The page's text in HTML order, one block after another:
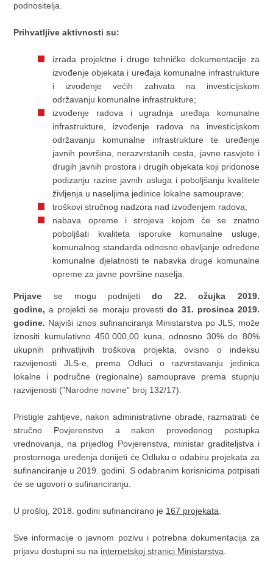
podnositelja.
Prihvatljive aktivnosti su:
izrada projektne i druge tehničke dokumentacije za
izvođenje objekata i uređaja komunalne infrastrukture
i izvođenje većih zahvata na investicijskom
održavanju komunalne infrastrukture;
izvođenje radova i ugradnja uređaja komunalne
infrastrukture, izvođenje radova na investicijskom
održavanju komunalne infrastrukture te uređenje
javnih površina, nerazvrstanih cesta, javne rasvjete i
drugih javnih prostora i drugih objekata koji pridonose
podizanju razine javnih usluga i poboljšanju kvalitete
življenja u naseljima jedinice lokalne samouprave;
troškovi stručnog nadzora nad izvođenjem radova;
nabava opreme i strojeva kojom će se znatno
poboljšati kvaliteta isporuke komunalne usluge,
komunalnog standarda odnosno obavljanje određene
komunalne djelatnosti te nabavka druge komunalne
opreme za javne površine naselja.
Prijave se mogu podnijetido 22. ožujka 2019.
godine,a projekti se moraju provesti do 31. prosinca 2019.
godine. Najviši iznos sufinanciranja Ministarstva po JLS, može
iznositi kumulativno 450.000,00 kuna, odnosno 30% do 80%
ukupnih prihvatljivih troškova projekta, ovisno o indeksu
razvijenosti JLS-e, prema Odluci o razvrstavanju jedinica
lokalne i područne (regionalne) samouprave prema stupnju
razvijenosti ("Narodne novine" broj 132/17).
Pristigle zahtjeve, nakon administrativne obrade, razmatrati će
stručno Povjerenstvo a nakon provedenog postupka
vrednovanja, na prijedlog Povjerenstva, ministar graditeljstva i
prostornoga uređenja donijeti će Odluku o odabiru projekata za
sufinanciranje u 2019. godini. S odabranim korisnicima potpisati
će se ugovori o sufinanciranju.
U prošloj, 2018. godini sufinancirano je 167 projekata
Sve informacije o javnom pozivu i potrebna dokumentacija za
prijavu dostupni su na internetskoj stranici Ministarstva